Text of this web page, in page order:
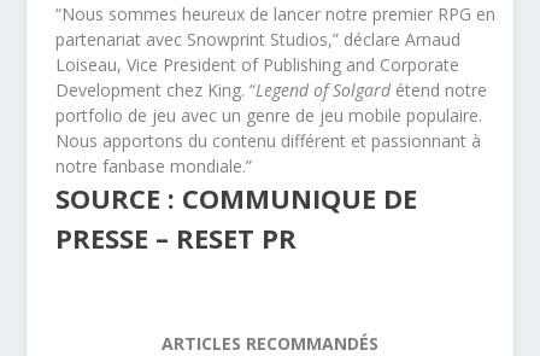
“Nous sommes heureux de lancer notre premier RPG en
partenariat avec Snowprint Studios,” déclare Arnaud
Loiseau, Vice President of Publishing and Corporate
Development chez King. “Legend of Solgardétend notre
portfolio de jeu avec un genre de jeu mobile populaire.
Nous apportons du contenu différent et passionnant à
notre fanbase mondiale.”
SOURCE : COMMUNIQUE DE
PRESSE – RESET PR
ARTICLES RECOMMANDÉS